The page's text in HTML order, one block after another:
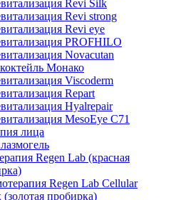
Revi Silk
Revi strong
Revi eye
PROFHILO
Novacutan
Монако
Viscoderm
Repart
Hyalrepair
MesoEye C71
лица
Regen Lab (красная
Regen Lab Cellular
пробирка)